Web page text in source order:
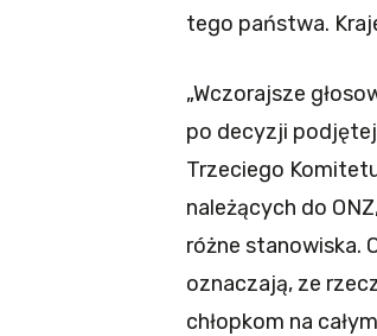
tego państwa.
„Wczorajsze
po decyzji podjętej
Trzeciego
należących do
różne stanowiska.
oznaczają, ze
chłopkom na